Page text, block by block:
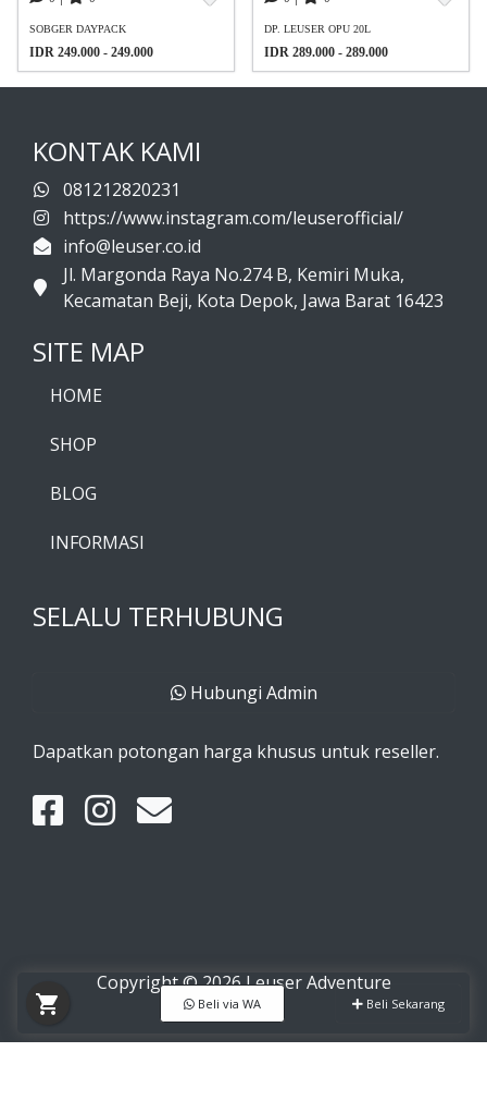
shopping_cart Beli via WA Beli Sekarang
SOBGER DAYPACK
IDR 249.000 - 249.000
DP. LEUSER OPU 20L
IDR 289.000 - 289.000
KONTAK KAMI
081212820231
https://www.instagram.com/leuserofficial/
info@leuser.co.id
Jl. Margonda Raya No.274 B, Kemiri Muka,
Kecamatan Beji, Kota Depok, Jawa Barat 16423
SITE MAP
HOME
SHOP
BLOG
INFORMASI
SELALU TERHUBUNG
Hubungi Admin
Dapatkan potongan harga khusus untuk reseller.
Copyright © 2026 Leuser Adventure